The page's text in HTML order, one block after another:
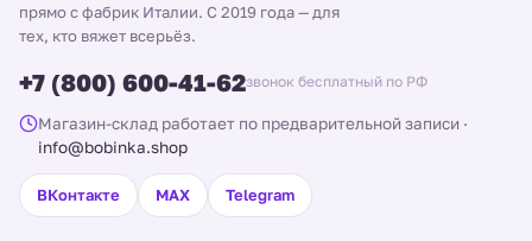
прямо с фабрик Италии. С 2019 года — для
тех, кто вяжет всерьёз.
+7 (800) 600-41-62звонок бесплатный по РФ
Магазин-склад работает по предварительной записи ·
info@bobinka.shop
ВКонтакте MAX Telegram